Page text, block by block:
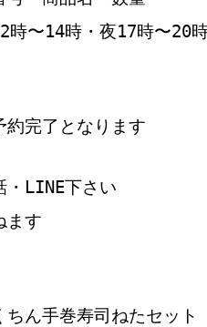
時〜14時・夜17時〜20
約完了となります
・LINE下さい
ます
ん手巻寿司ねたセット